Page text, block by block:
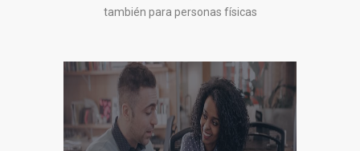
también para personas físicas